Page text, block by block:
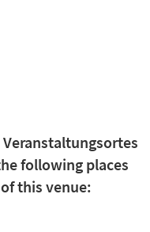
following places
this venue: